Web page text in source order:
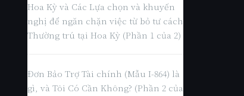
Hoa Kỳ và Các Lựa chọn và khuyến
nghị để ngăn chặn việc từ bỏ tư cách
Thường trú tại Hoa Kỳ (Phần 1 của 2)
Đơn Bảo Trợ Tài chính (Mẫu I-864) là
gì, và Tôi Có Cần Không? (Phần 2 của